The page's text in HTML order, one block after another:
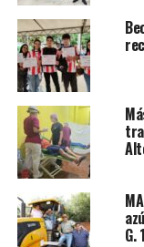
ARRIBA SIGUIENTE
La política
NO SE PIERDA
Dura condena a
Hernandarias
G.